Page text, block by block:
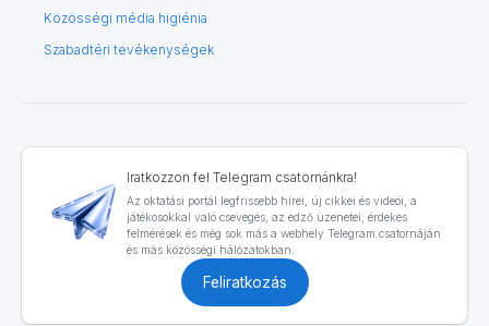
Közösségi média higiénia
Szabadtéri tevékenységek
Iratkozzon fel Telegram csatornánkra!
Az oktatási portál legfrissebb hírei, új cikkei és videói, a
játékosokkal való csevegés, az edző üzenetei, érdekes
felmérések és még sok más a webhely Telegram csatornáján
és más közösségi hálózatokban.
Feliratkozás